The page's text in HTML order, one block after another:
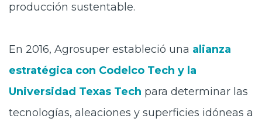
producción sustentable.
En 2016, Agrosuper estableció una alianza
estratégica con Codelco Tech y la
Universidad Texas Tech para determinar las
tecnologías, aleaciones y superficies idóneas a